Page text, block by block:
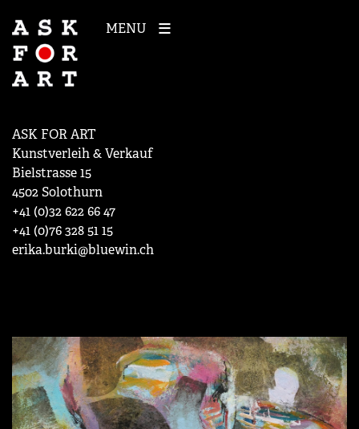
MENU
ASK FOR ART
Kunstverleih & Verkauf
Bielstrasse 15
4502 Solothurn
+41 (0)32 622 66 47
+41 (0)76 328 51 15
erika.burki@bluewin.ch